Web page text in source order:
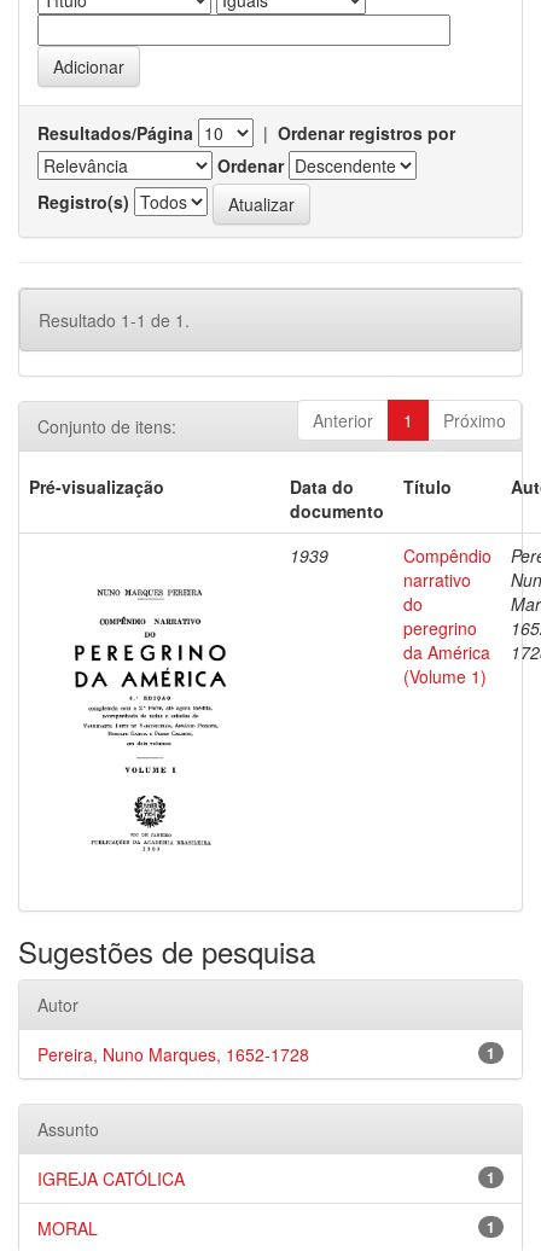
Resultados/Página | Ordenar registros por
Ordenar
Registro(s)
Resultado 1-1 de 1.
Anterior 1 Próximo
Conjunto de itens:
Pré-visualização
Data do
documento
Título
1939
Compêndio
narrativo
do
peregrino
da América
(Volume 1)
Sugestões de pesquisa
Autor
1
Pereira, Nuno Marques, 1652-1728
Assunto
1
IGREJA CATÓLICA
1
MORAL